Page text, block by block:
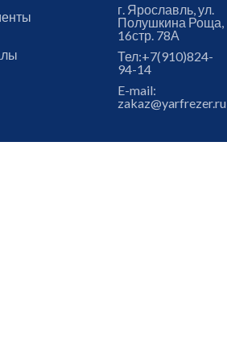
г. Ярославль, ул.
Полушкина Роща,
16стр. 78А
Тел:+7(910)824-
94-14
E-mail:
zakaz@yarfrezer.ru